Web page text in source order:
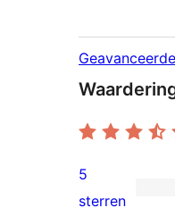
2
5
sterren